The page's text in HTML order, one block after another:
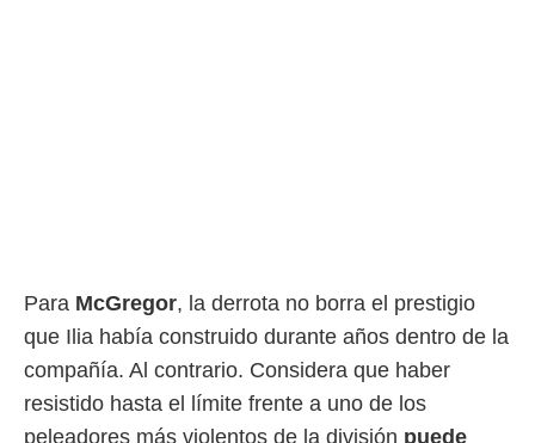
Para McGregor, la derrota no borra el prestigio
que Ilia había construido durante años dentro de la
compañía. Al contrario. Considera que haber
resistido hasta el límite frente a uno de los
peleadores más violentos de la división puede